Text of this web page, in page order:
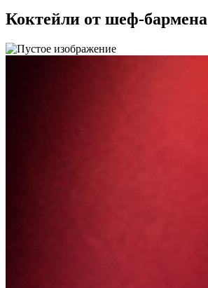
Коктейли от шеф-бармена